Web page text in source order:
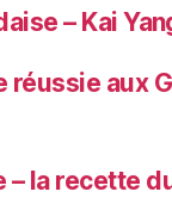
– Kai
réussie aux
la recette